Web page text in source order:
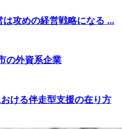
攻めの経営戦略になる ...
の外資系企業
ける伴走型支援の在り方